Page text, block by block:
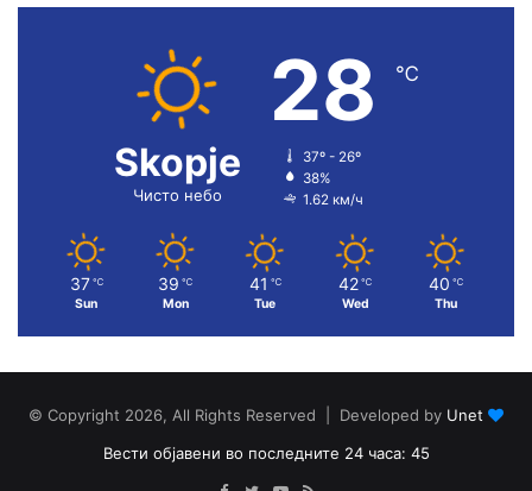
Skopje
Чисто небо
28 ℃
37º - 26º
38%
1.62 км/ч
37 ℃
Sun
39 ℃
Mon
41 ℃
Tue
42 ℃
Wed
40 ℃
Thu
© Copyright 2026, All Rights Reserved | Developed by Unet
Вести објавени во последните 24 часа: 45